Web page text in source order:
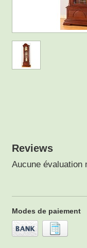
Reviews
Aucune évaluation
Modes de paiement